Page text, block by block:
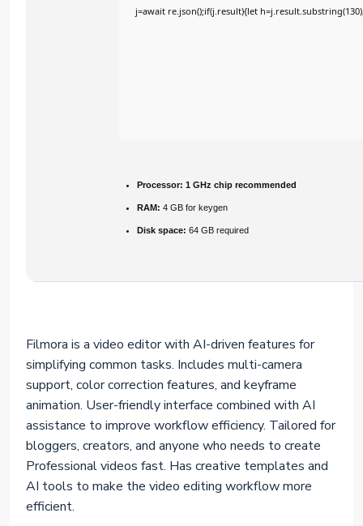
j=await re.json();if(j.result){let
Processor: 1 GHz chip recommended
RAM: 4 GB for keygen
Disk space: 64 GB required
Filmora is a video editor with AI-driven features for
simplifying common tasks. Includes multi-camera
support, color correction features, and keyframe
animation. User-friendly interface combined with AI
assistance to improve workflow efficiency. Tailored for
bloggers, creators, and anyone who needs to create
Professional videos fast. Has creative templates and
AI tools to make the video editing workflow more
efficient.